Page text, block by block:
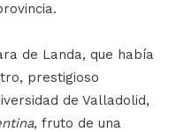
de Landa, que había
prestigioso
de Valladolid,
, fruto de una